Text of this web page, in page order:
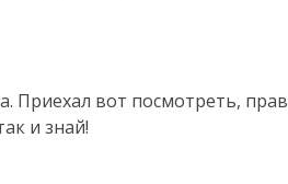
вот посмотреть,
и знай!